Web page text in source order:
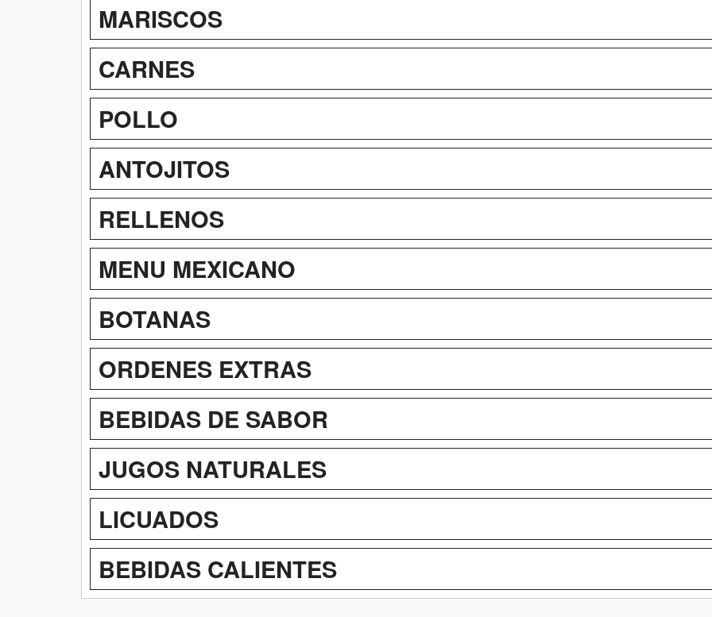
MARISCOS
CARNES
POLLO
ANTOJITOS
RELLENOS
MENU MEXICANO
BOTANAS
ORDENES EXTRAS
BEBIDAS DE SABOR
JUGOS NATURALES
LICUADOS
BEBIDAS CALIENTES